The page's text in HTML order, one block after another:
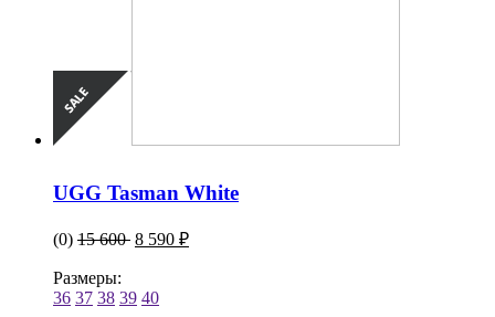
UGG Tasman White
(0) 15 600 8 590 ₽
Размеры:
36 37 38 39 40